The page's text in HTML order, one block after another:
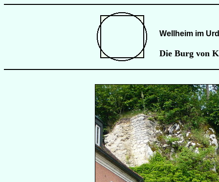
Wellheim im
Die Burg von